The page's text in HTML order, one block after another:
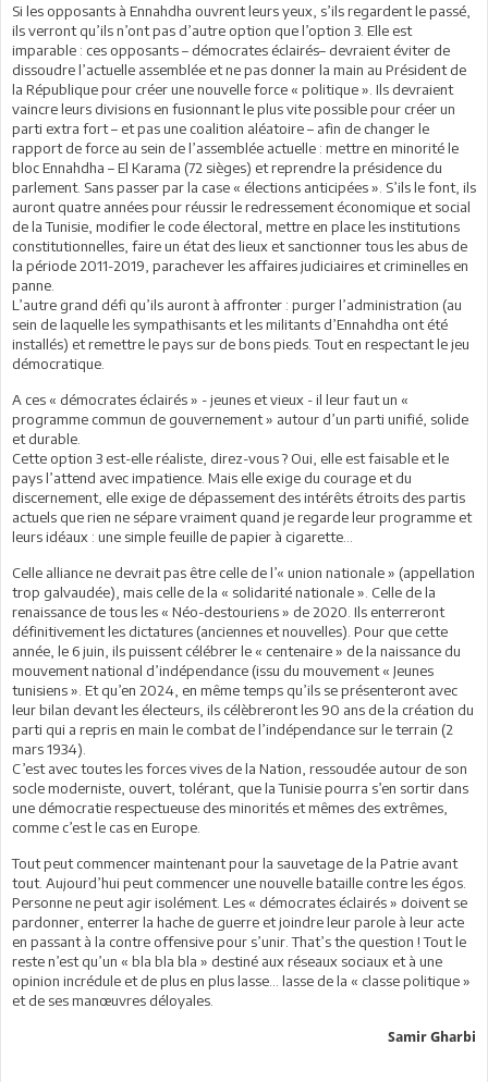
Si les opposants à Ennahdha ouvrent leurs yeux, s’ils regardent le passé,
ils verront qu’ils n’ont pas d’autre option que l’option 3. Elle est
imparable : ces opposants – démocrates éclairés– devraient éviter de
dissoudre l’actuelle assemblée et ne pas donner la main au Président de
la République pour créer une nouvelle force « politique ». Ils devraient
vaincre leurs divisions en fusionnant le plus vite possible pour créer un
parti extra fort – et pas une coalition aléatoire – afin de changer le
rapport de force au sein de l’assemblée actuelle : mettre en minorité le
bloc Ennahdha – El Karama (72 sièges) et reprendre la présidence du
parlement. Sans passer par la case « élections anticipées ». S’ils le font, ils
auront quatre années pour réussir le redressement économique et social
de la Tunisie, modifier le code électoral, mettre en place les institutions
constitutionnelles, faire un état des lieux et sanctionner tous les abus de
la période 2011-2019, parachever les affaires judiciaires et criminelles en
panne.
L’autre grand défi qu’ils auront à affronter : purger l’administration (au
sein de laquelle les sympathisants et les militants d’Ennahdha ont été
installés) et remettre le pays sur de bons pieds. Tout en respectant le jeu
démocratique.
A ces « démocrates éclairés » - jeunes et vieux - il leur faut un «
programme commun de gouvernement » autour d’un parti unifié, solide
et durable.
Cette option 3 est-elle réaliste, direz-vous ? Oui, elle est faisable et le
pays l’attend avec impatience. Mais elle exige du courage et du
discernement, elle exige de dépassement des intérêts étroits des partis
actuels que rien ne sépare vraiment quand je regarde leur programme et
leurs idéaux : une simple feuille de papier à cigarette…
Celle alliance ne devrait pas être celle de l’« union nationale » (appellation
trop galvaudée), mais celle de la « solidarité nationale ». Celle de la
renaissance de tous les « Néo-destouriens » de 2020. Ils enterreront
définitivement les dictatures (anciennes et nouvelles). Pour que cette
année, le 6 juin, ils puissent célébrer le « centenaire » de la naissance du
mouvement national d’indépendance (issu du mouvement « Jeunes
tunisiens ». Et qu’en 2024, en même temps qu’ils se présenteront avec
leur bilan devant les électeurs, ils célèbreront les 90 ans de la création du
parti qui a repris en main le combat de l’indépendance sur le terrain (2
mars 1934).
C’est avec toutes les forces vives de la Nation, ressoudée autour de son
socle moderniste, ouvert, tolérant, que la Tunisie pourra s’en sortir dans
une démocratie respectueuse des minorités et mêmes des extrêmes,
comme c’est le cas en Europe.
Tout peut commencer maintenant pour la sauvetage de la Patrie avant
tout. Aujourd’hui peut commencer une nouvelle bataille contre les égos.
Personne ne peut agir isolément. Les « démocrates éclairés » doivent se
pardonner, enterrer la hache de guerre et joindre leur parole à leur acte
en passant à la contre offensive pour s’unir. That’s the question ! Tout le
reste n’est qu’un « bla bla bla » destiné aux réseaux sociaux et à une
opinion incrédule et de plus en plus lasse… lasse de la « classe politique »
et de ses manœuvres déloyales.
Samir Gharbi